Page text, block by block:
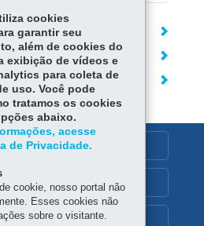
cookies
garantir seu
além de cookies do
exibição de vídeos e
para coleta de
uso. Você pode
tratamos os cookies
abaixo.
acesse
de Privacidade.
cookie, nosso portal não
Esses cookies não
sobre o visitante.